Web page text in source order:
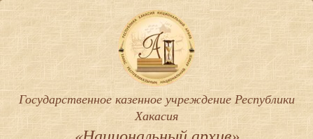
Государственное казенное учреждение Республики
Хакасия